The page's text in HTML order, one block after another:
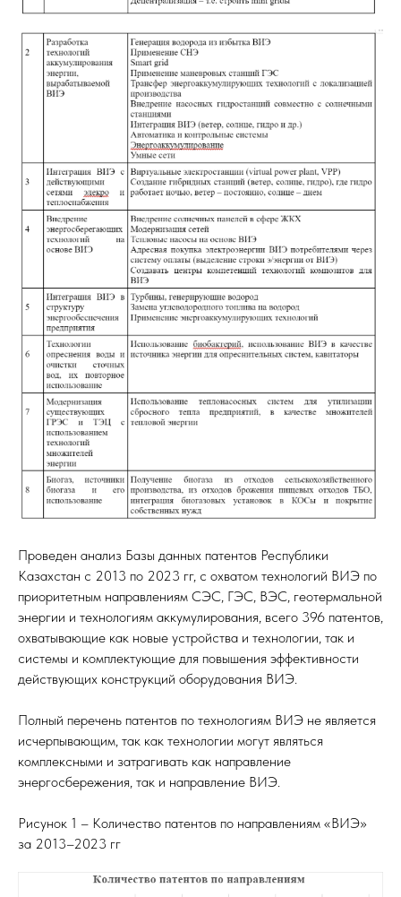
Проведен анализ Базы данных патентов Республики
Казахстан с 2013 по 2023 гг, с охватом технологий ВИЭ по
приоритетным направлениям СЭС, ГЭС, ВЭС, геотермальной
энергии и технологиям аккумулирования, всего 396 патентов,
охватывающие как новые устройства и технологии, так и
системы и комплектующие для повышения эффективности
действующих конструкций оборудования ВИЭ.
Полный перечень патентов по технологиям ВИЭ не является
исчерпывающим, так как технологии могут являться
комплексными и затрагивать как направление
энергосбережения, так и направление ВИЭ.
Рисунок 1 – Количество патентов по направлениям «ВИЭ»
за 2013–2023 гг